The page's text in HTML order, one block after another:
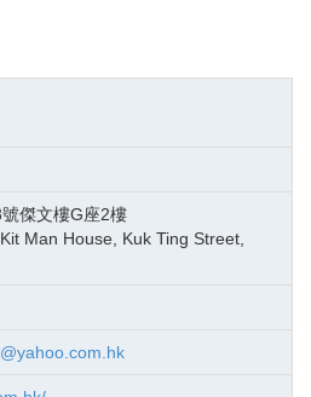
傑文樓G座2樓
Man House, Kuk Ting Street,